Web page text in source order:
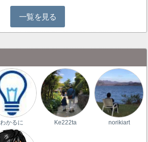
一覧を見る
わかるに Ke222ta norikiart